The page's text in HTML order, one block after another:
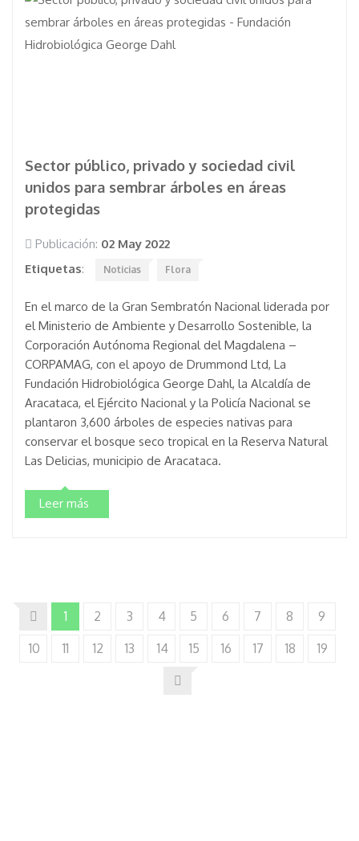
Sector público, privado y sociedad civil
unidos para sembrar árboles en áreas
protegidas
Publicación: 02 May 2022
Etiquetas: Noticias Flora
En el marco de la Gran Sembratón Nacional liderada por
el Ministerio de Ambiente y Desarrollo Sostenible, la
Corporación Autónoma Regional del Magdalena –
CORPAMAG, con el apoyo de Drummond Ltd, La
Fundación Hidrobiológica George Dahl, la Alcaldía de
Aracataca, el Ejército Nacional y la Policía Nacional se
plantaron 3,600 árboles de especies nativas para
conservar el bosque seco tropical en la Reserva Natural
Las Delicias, municipio de Aracataca.
Leer más
1 2 3 4 5 6 7 8
9
10
11 12 13 14 15 16 17 18 19